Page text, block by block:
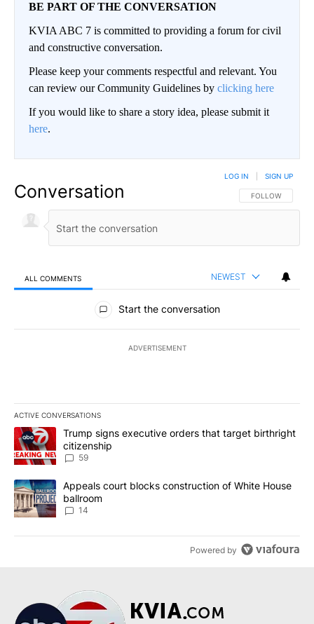
BE PART OF THE CONVERSATION
KVIA ABC 7 is committed to providing a forum for civil
and constructive conversation.
Please keep your comments respectful and relevant. You
can review our Community Guidelines by clicking here
If you would like to share a story idea, please submit it
here.
Conversation FOLLOW THIS
FOLLOW
LOG IN SIGN UP
ALL COMMENTS NEWEST
All Comments
Start the conversation
ADVERTISEMENT
ACTIVE CONVERSATIONS
The following is a list of the most commented articles in the last
A trending article titled "Trump signs executive orders that
Trump signs executive orders that target birthright
citizenship
59
A trending article titled "Appeals court blocks construction of
Appeals court blocks construction of White House
ballroom
14
Powered by